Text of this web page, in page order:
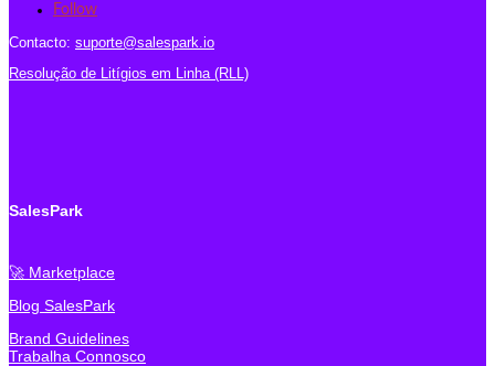
Follow
Contacto: suporte@salespark.io
Resolução de Litígios em Linha (RLL)
SalesPark
🚀 Marketplace
Blog SalesPark
Brand Guidelines
Trabalha Connosco